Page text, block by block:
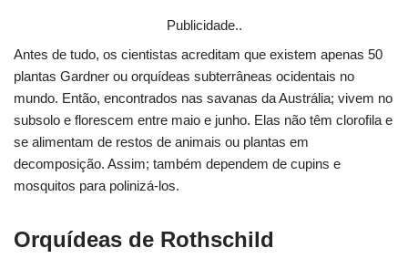
Publicidade..
Antes de tudo, os cientistas acreditam que existem apenas 50
plantas Gardner ou orquídeas subterrâneas ocidentais no
mundo. Então, encontrados nas savanas da Austrália; vivem no
subsolo e florescem entre maio e junho. Elas não têm clorofila e
se alimentam de restos de animais ou plantas em
decomposição. Assim; também dependem de cupins e
mosquitos para polinizá-los.
Orquídeas de Rothschild